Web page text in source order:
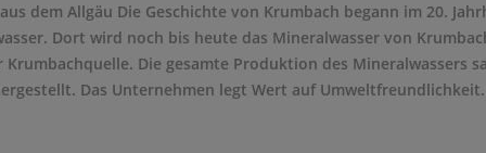
dem Allgäu Die Geschichte von Krumbach begann im 20.
Dort wird noch bis heute das Mineralwasser von
Die gesamte Produktion des Mineralwassers
Das Unternehmen legt Wert auf